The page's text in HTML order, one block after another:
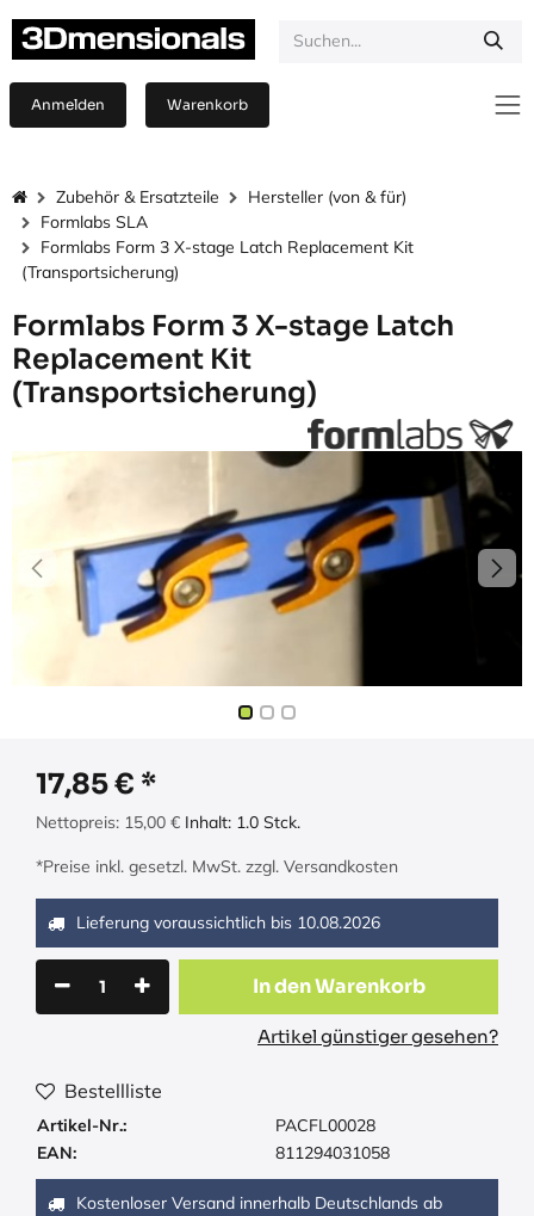
Anmelden Warenkorb
Zubehör & Ersatzteile
Hersteller (von & für)
Formlabs SLA
Formlabs Form 3 X-stage Latch Replacement Kit
(Transportsicherung)
Formlabs Form 3 X-stage Latch
Replacement Kit
(Transportsicherung)
17,85€
Nettopreis: 15,00 € Inhalt: 1.0 Stck.
*Preise inkl. gesetzl. MwSt. zzgl. Versandkosten
Lieferung voraussichtlich bis 10.08.2026
In den Warenkorb
Artikel günstiger gesehen?
Bestellliste
Artikel-Nr.:
PACFL00028
EAN:
811294031058
Kostenloser Versand innerhalb Deutschlands ab